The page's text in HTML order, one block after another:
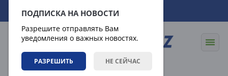
ПОДПИСКА НА НОВОСТИ
Разрешите отправлять Вам
уведомления о важных новостях.
РАЗРЕШИТЬ НЕ СЕЙЧАС
07.08.2026 06:27:01